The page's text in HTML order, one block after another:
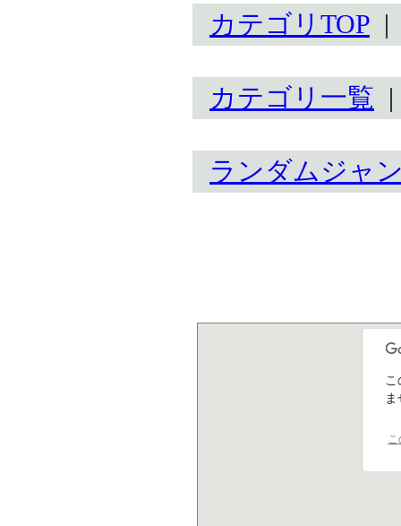
カテゴリTOP
カテゴリ一覧
ランダムジャ